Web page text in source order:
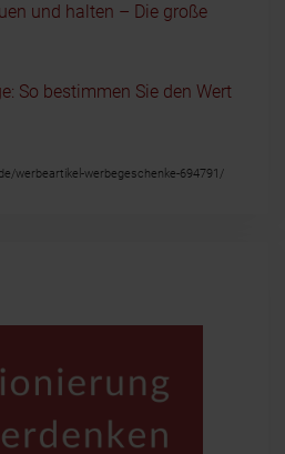
und halten – Die große
So bestimmen Sie den Wert
werbeartikel-werbegeschenke-694791/